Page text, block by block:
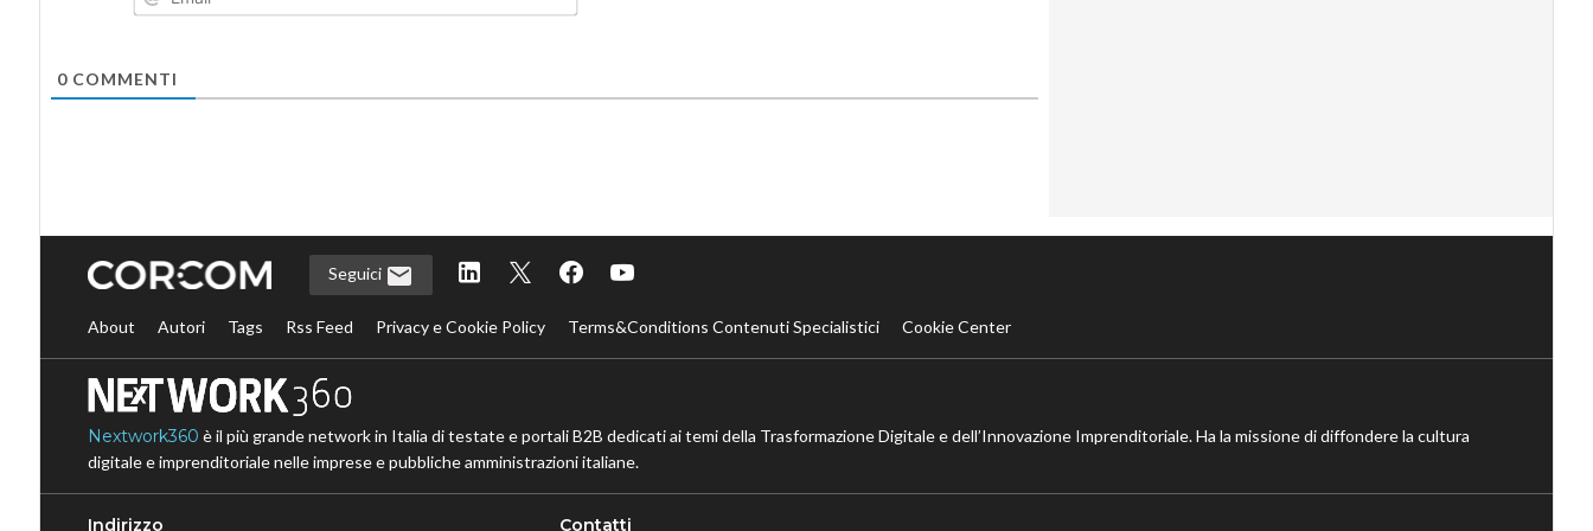
0COMMENTI
Seguici
About Autori Tags Rss Feed Privacy e Cookie Policy Terms&Conditions Contenuti Specialistici Cookie Center
Nextwork360 è il più grande network in Italia di testate e portali B2B dedicati ai temi della Trasformazione Digitale e dell’Innovazione Imprenditoriale. Ha la missione di diffondere la cultura
digitale e imprenditoriale nelle imprese e pubbliche amministrazioni italiane.
Indirizzo Contatti